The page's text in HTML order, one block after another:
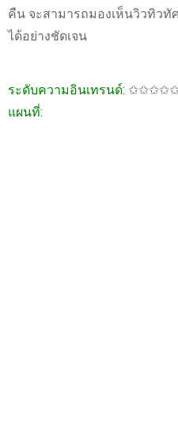
คืน จะสามารถมองเห็นวิวทิวทั
ได้อย่างชัดเจน
ระดับความอินเทรนด์:
แผนที่: